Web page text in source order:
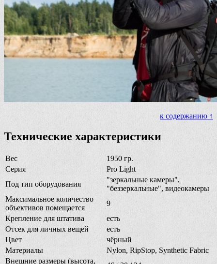
к содержанию ↑
Технические характеристики
Вес
1950 гр.
Серия
Pro Light
Под тип оборудования
"зеркальные камеры",
"беззеркальные", видеокамеры
Максимальное количество
объективов помещается
9
Крепление для штатива
есть
Отсек для личных вещей
есть
Цвет
чёрный
Материалы
Nylon, RipStop, Synthetic Fabric
Внешние размеры (высота,